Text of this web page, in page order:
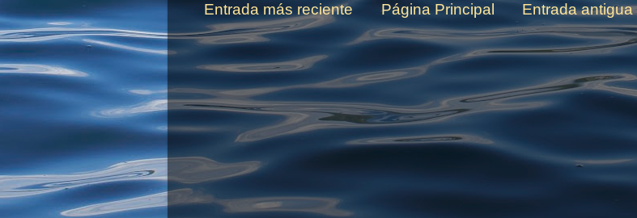
Entrada más reciente Entrada antigua
Página Principal